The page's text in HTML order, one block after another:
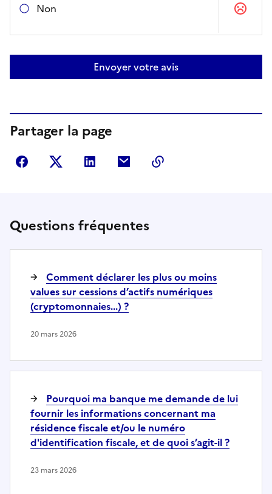
Non
Envoyer votre avis
Partager la page
Partager sur Facebook
Partager sur Twitter
Partager sur LinkedIn
Partager par courriel
Questions fréquentes
Comment déclarer les plus ou moins
values sur cessions d’actifs numériques
(cryptomonnaies...) ?
20 mars 2026
Pourquoi ma banque me demande de lui
fournir les informations concernant ma
résidence fiscale et/ou le numéro
d'identification fiscale, et de quoi s’agit-il ?
23 mars 2026